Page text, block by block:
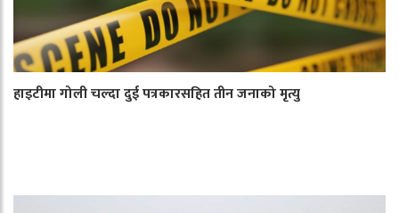
हाइटीमा गोली चल्दा दुई पत्रकारसहित तीन जनाको मृत्यु